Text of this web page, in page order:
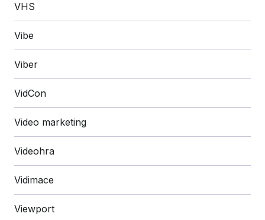
VHS
Vibe
Viber
VidCon
Video marketing
Videohra
Vidimace
Viewport